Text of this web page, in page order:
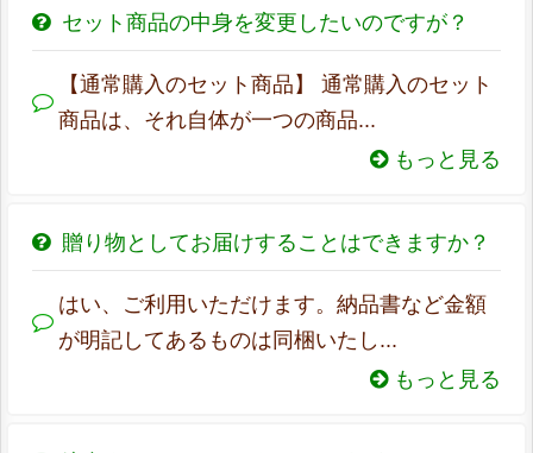
セット商品の中身を変更したいのですが？
【通常購入のセット商品】 通常購入のセット
商品は、それ自体が一つの商品...
もっと見る
贈り物としてお届けすることはできますか？
はい、ご利用いただけます。納品書など金額
が明記してあるものは同梱いたし...
もっと見る